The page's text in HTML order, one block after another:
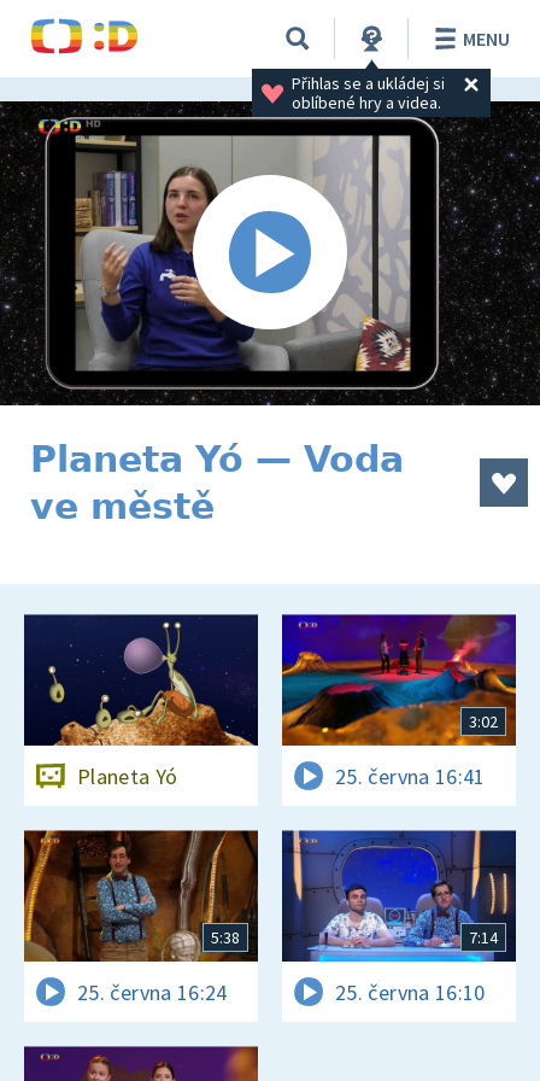
Přihlas se a ukládej si
oblíbené hry a videa.
MENU
Planeta Yó — Voda
ve městě
Planeta Yó
3:02
25. června 16:41
5:38
25. června 16:24
7:14
25. června 16:10